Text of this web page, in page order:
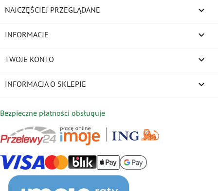
NAJCZĘŚCIEJ PRZEGLĄDANE 
INFORMACJE 
TWOJE KONTO 
INFORMACJA O SKLEPIE keyboard_arrow_down
Bezpieczne płatności obsługuje